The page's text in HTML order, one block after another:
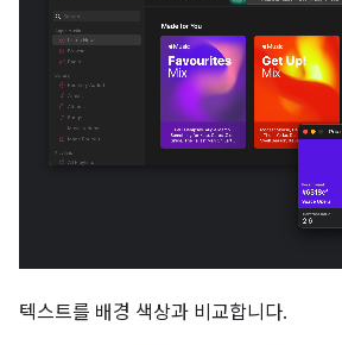
텍스트를 배경 색상과 비교합니다.